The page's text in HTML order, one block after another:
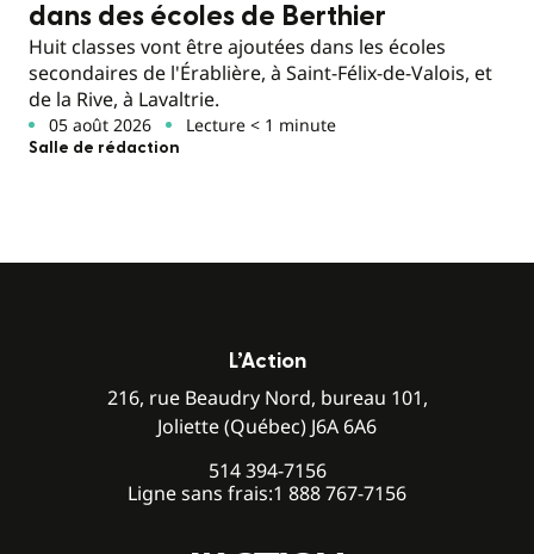
dans des écoles de Berthier
Huit classes vont être ajoutées dans les écoles
secondaires de l'Érablière, à Saint-Félix-de-Valois, et
de la Rive, à Lavaltrie.
05 août 2026 Lecture < 1 minute
Salle de rédaction
L’Action
216, rue Beaudry Nord, bureau 101,
Joliette (Québec) J6A 6A6
514 394-7156
Ligne sans frais:1 888 767-7156